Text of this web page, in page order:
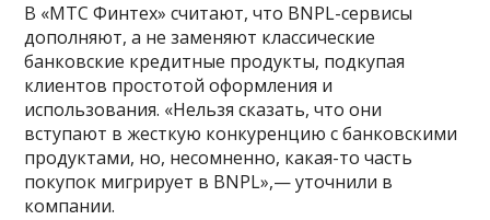
В «МТС Финтех» считают, что BNPL-сервисы
дополняют, а не заменяют классические
банковские кредитные продукты, подкупая
клиентов простотой оформления и
использования. «Нельзя сказать, что они
вступают в жесткую конкуренцию с банковскими
продуктами, но, несомненно, какая-то часть
покупок мигрирует в BNPL»,— уточнили в
компании.